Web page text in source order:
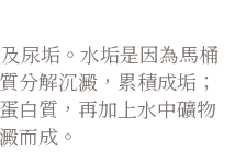
尿垢。水垢是因為馬桶
分解沉澱，累積成垢；
白質，再加上水中礦物
而成。